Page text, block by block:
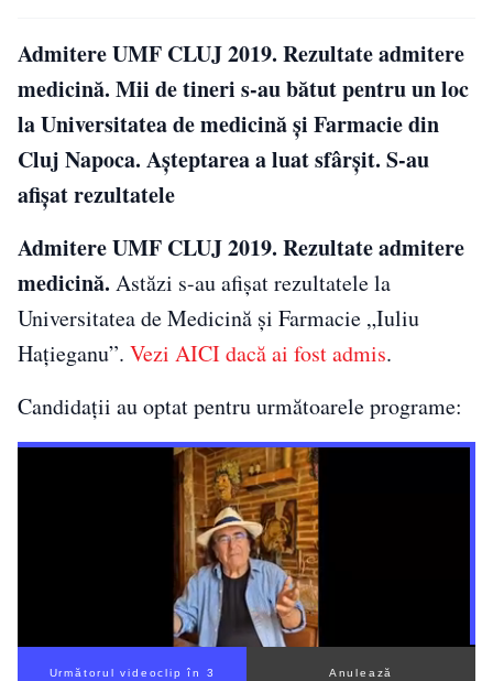
Admitere UMF CLUJ 2019. Rezultate admitere
medicină. Mii de tineri s-au bătut pentru un loc
la Universitatea de medicină și Farmacie din
Cluj Napoca. Așteptarea a luat sfârșit. S-au
afișat rezultatele
Admitere UMF CLUJ 2019. Rezultate admitere
medicină. Astăzi s-au afișat rezultatele la
Universitatea de Medicină şi Farmacie „Iuliu
Haţieganu”. Vezi AICI dacă ai fost admis.
Candidații au optat pentru următoarele programe:
Următorul videoclip în 3 Anulează